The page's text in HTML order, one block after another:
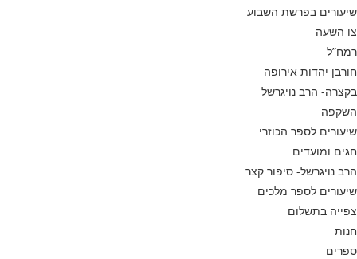
שיעורים בפרשת השבוע
צו השעה
רמח”ל
חורבן יהדות אירופה
בקצרה- הרב נויגרשל
השקפה
שיעורים לספר הכוזרי
חגים ומועדים
הרב נויגרשל- סיפור קצר
שיעורים לספר מלכים
צפייה בתשלום
חנות
ספרים